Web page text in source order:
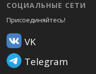
СОЦИАЛЬНЫЕ СЕТИ
Присоединяйтесь!
VK
Telegram